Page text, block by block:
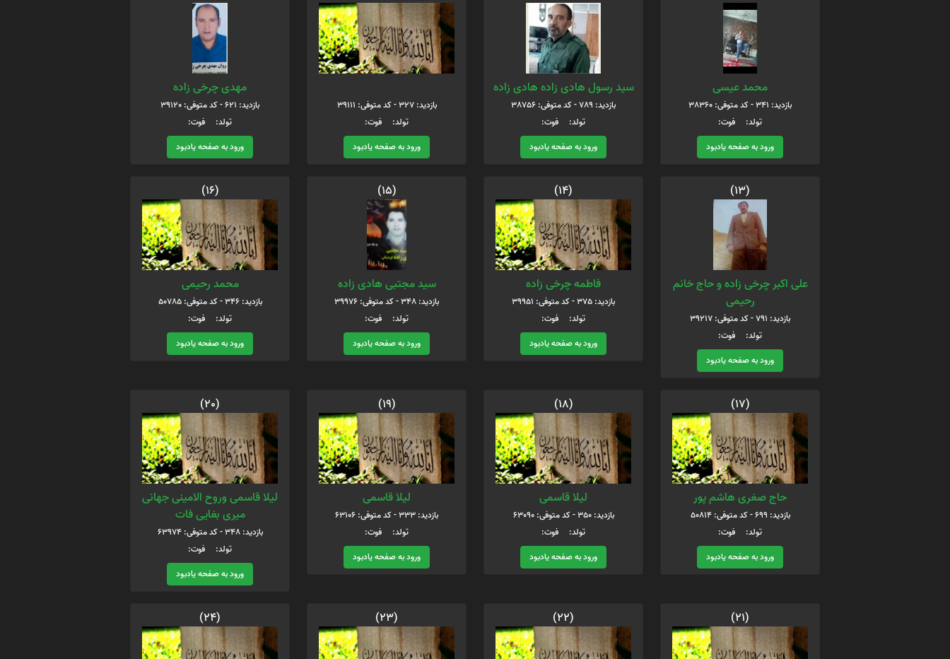
محمد عیسی
بازدید: 341 - کد متوفی: 38360
تولد: فوت:
ورود به صفحه یادبود
سید رسول هادی زاده هادی زاده
بازدید: 789 - کد متوفی: 38756
تولد: فوت:
ورود به صفحه یادبود
بازدید: 327 - کد متوفی: 39111
تولد: فوت:
ورود به صفحه یادبود
مهدی چرخی زاده
بازدید: 621 - کد متوفی: 39120
تولد: فوت:
ورود به صفحه یادبود
(13)
علی اکبر چرخی زاده و حاج خانم
رحیمی
بازدید: 791 - کد متوفی: 39217
تولد: فوت:
ورود به صفحه یادبود
(14)
فاطمه چرخی زاده
بازدید: 375 - کد متوفی: 39951
تولد: فوت:
ورود به صفحه یادبود
(15)
سید مجتبی هادی زاده
بازدید: 348 - کد متوفی: 39976
تولد: فوت:
ورود به صفحه یادبود
(16)
محمد رحیمی
بازدید: 346 - کد متوفی: 50785
تولد: فوت:
ورود به صفحه یادبود
(17)
حاج صغری هاشم پور
بازدید: 699 - کد متوفی: 50814
تولد: فوت:
ورود به صفحه یادبود
(18)
لیلا قاسمی
بازدید: 350 - کد متوفی: 63090
تولد: فوت:
ورود به صفحه یادبود
(19)
لیلا قاسمی
بازدید: 333 - کد متوفی: 63106
تولد: فوت:
ورود به صفحه یادبود
(20)
لیلا قاسمی وروح الامینی جهانی
میری بغایی فات
بازدید: 348 - کد متوفی: 63974
تولد: فوت:
ورود به صفحه یادبود
(21)
(22)
(23)
(24)